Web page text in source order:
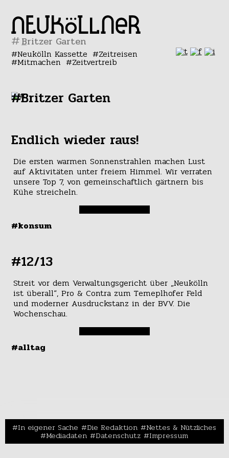
#
Neukölln Kassette Zeitreisen
Mitmachen Zeitvertreib
#Britzer Garten
Endlich wieder raus!
Die ersten warmen Sonnenstrahlen machen Lust
auf Aktivitäten unter freiem Himmel. Wir verraten
unsere Top 7, von gemeinschaftlich gärtnern bis
Kühe streicheln.
#konsum
#12/13
Streit vor dem Verwaltungsgericht über „Neukölln
ist überall“, Pro & Contra zum Temeplhofer Feld
und moderner Ausdruckstanz in der BVV. Die
Wochenschau.
#alltag
In eigener Sache Die Redaktion Nettes & Nützliches
Mediadaten Datenschutz Impressum